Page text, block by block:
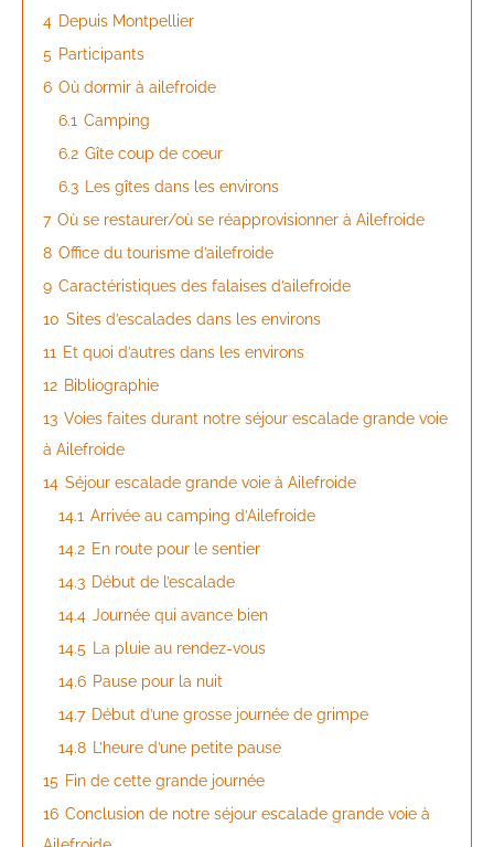
4 Depuis Montpellier
5 Participants
6 Où dormir à ailefroide
6.1 Camping
6.2 Gîte coup de coeur
6.3 Les gîtes dans les environs
7 Où se restaurer/où se réapprovisionner à Ailefroide
8 Office du tourisme d’ailefroide
9 Caractéristiques des falaises d’ailefroide
10 Sites d’escalades dans les environs
11 Et quoi d’autres dans les environs
12 Bibliographie
13 Voies faites durant notre séjour escalade grande voie
à Ailefroide
14 Séjour escalade grande voie à Ailefroide
14.1 Arrivée au camping d’Ailefroide
14.2 En route pour le sentier
14.3 Début de l’escalade
14.4 Journée qui avance bien
14.5 La pluie au rendez-vous
14.6 Pause pour la nuit
14.7 Début d’une grosse journée de grimpe
14.8 L’heure d’une petite pause
15 Fin de cette grande journée
16 Conclusion de notre séjour escalade grande voie à